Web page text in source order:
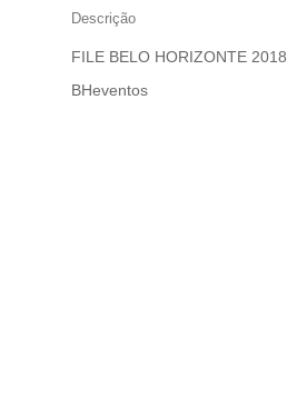
Descrição
FILE BELO HORIZONTE 2018
BHeventos